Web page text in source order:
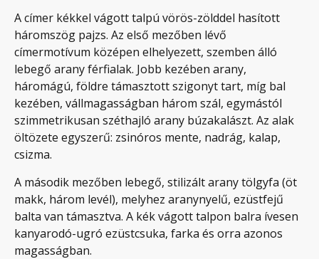
A címer kékkel vágott talpú vörös-zölddel hasított
háromszög pajzs. Az első mezőben lévő
címermotívum középen elhelyezett, szemben álló
lebegő arany férfialak. Jobb kezében arany,
háromágú, földre támasztott szigonyt tart, míg bal
kezében, vállmagasságban három szál, egymástól
szimmetrikusan széthajló arany búzakalászt. Az alak
öltözete egyszerű: zsinóros mente, nadrág, kalap,
csizma.
A második mezőben lebegő, stilizált arany tölgyfa (öt
makk, három levél), melyhez aranynyelű, ezüstfejű
balta van támasztva. A kék vágott talpon balra ívesen
kanyarodó-ugró ezüstcsuka, farka és orra azonos
magasságban.